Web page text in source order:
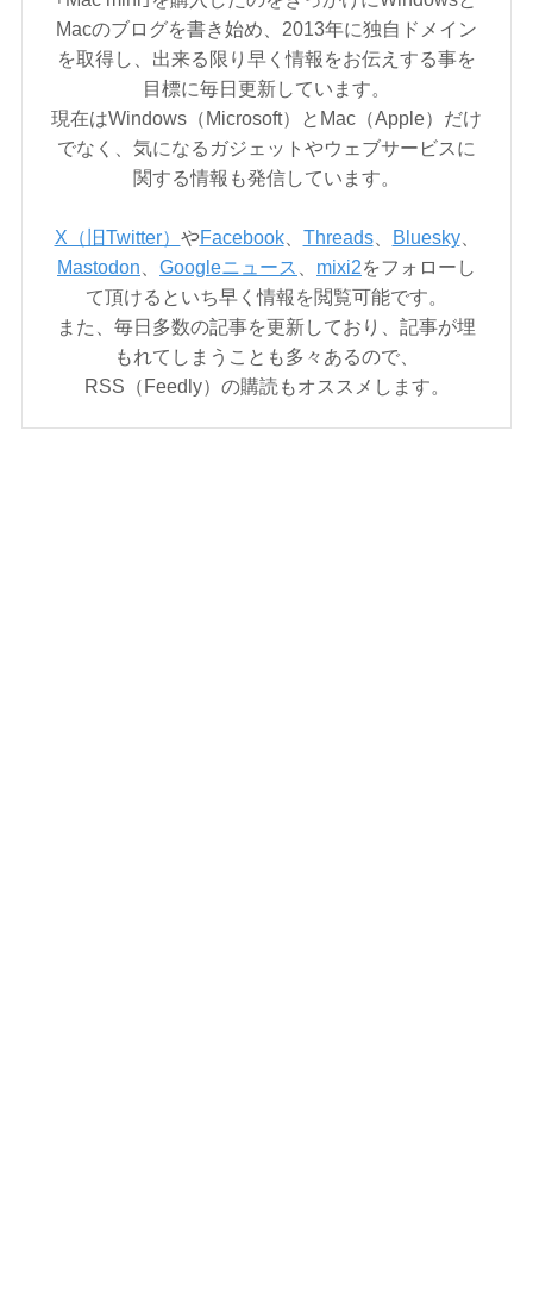
Macのブログを書き始め、2013年に独自ドメイン
を取得し、出来る限り早く情報をお伝えする事を
目標に毎日更新しています。
現在はWindows（Microsoft）とMac（Apple）だけ
でなく、気になるガジェットやウェブサービスに
関する情報も発信しています。
X（旧Twitter） やFacebook、 Threads、 Bluesky、
Mastodon
Googleニュース mixi2をフォローし
て頂けるといち早く情報を閲覧可能です。
また、毎日多数の記事を更新しており、記事が埋
もれてしまうことも多々あるので、
RSS（Feedly）の購読もオススメします。